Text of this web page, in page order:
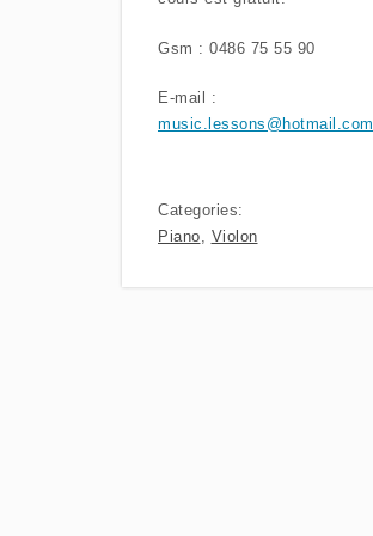
Gsm : 0486 75 55 90
E-mail :
music.lessons@hotmail.com
Categories:
Piano
Violon